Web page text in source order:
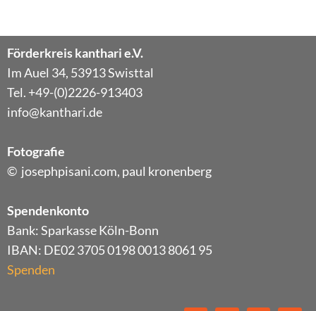
Förderkreis kanthari e.V.
Im Auel 34, 53913 Swisttal
Tel. +49-(0)2226-913403
info@kanthari.de
Fotografie
© josephpisani.com, paul kronenberg
Spendenkonto
Bank: Sparkasse Köln-Bonn
IBAN: DE02 3705 0198 0013 8061 95
Spenden